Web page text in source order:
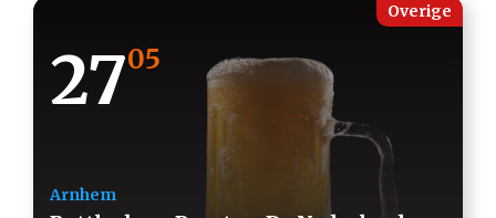
2705
Overige
Arnhem